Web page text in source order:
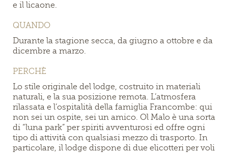
e il licaone.
QUANDO
Durante la stagione secca, da giugno a ottobre e da
dicembre a marzo.
PERCHÈ
Lo stile originale del lodge, costruito in materiali
naturali, e la sua posizione remota. L’atmosfera
rilassata e l’ospitalità della famiglia Francombe: qui
non sei un ospite, sei un amico. Ol Malo è una sorta
di “luna park” per spiriti avventurosi ed offre ogni
tipo di attività con qualsiasi mezzo di trasporto. In
particolare, il lodge dispone di due elicotteri per voli